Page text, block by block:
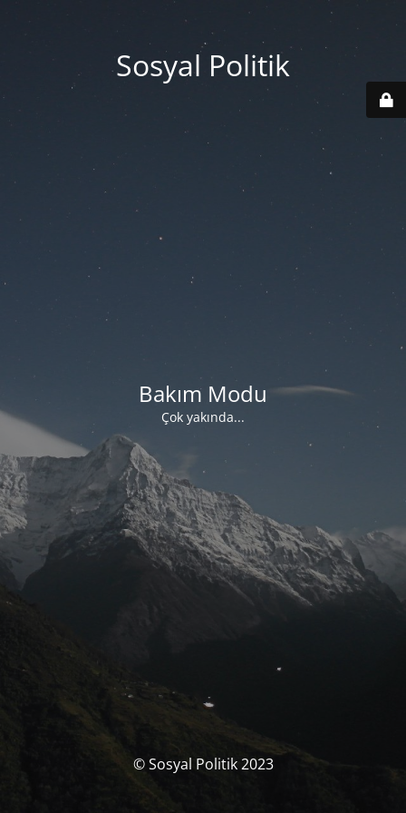
Sosyal Politik
Bakım Modu
Çok yakında...
© Sosyal Politik 2023